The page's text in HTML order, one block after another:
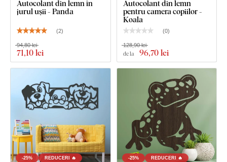
Ce este inclus în pachet?
Autocolant pentru camera copiilor - Ou cu pui de
dinozaur
Autocolant din lemn în
jurul ușii - Panda
(2)
71,10 lei
94,80 lei
Autocolant din lemn
pentru camera copiilor -
Koala
(0)
de la 96,70 lei
128,90 lei
-25% REDUCERI 🔥 -25% REDUCERI 🔥